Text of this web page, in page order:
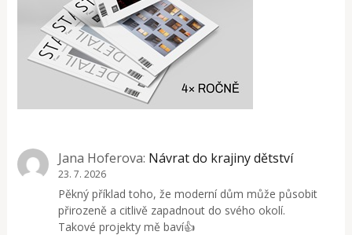
Jana Hoferova: Návrat do krajiny dětství
23. 7. 2026
Pěkný příklad toho, že moderní dům může působit
přirozeně a citlivě zapadnout do svého okolí.
Takové projekty mě baví👍